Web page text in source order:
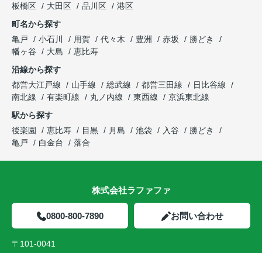
板橋区
大田区 品川区
港区
町名から探す
亀戸
小石川 用賀 代々木 豊洲 赤坂
勝どき
幡ヶ谷
大島
恵比寿
沿線から探す
都営大江戸線
山手線 総武線 都営三田線
日比谷線
南北線
有楽町線 丸ノ内線 東西線
京浜東北線
駅から探す
後楽園
恵比寿 目黒 月島 池袋 入谷
勝どき
亀戸
白金台 落合
株式会社ラファファ
0800-800-7890 お問い合わせ
〒101-0041